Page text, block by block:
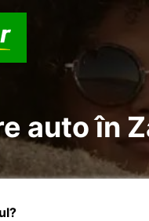
auto în